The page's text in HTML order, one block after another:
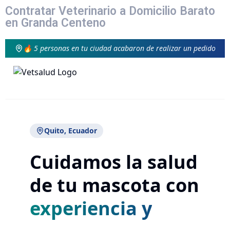
Contratar Veterinario a Domicilio Barato
en Granda Centeno